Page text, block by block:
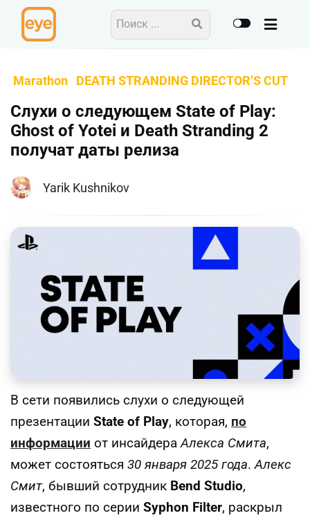
Marathon DEATH STRANDING DIRECTOR’S CUT
Слухи о следующем State of Play:
Ghost of Yotei и Death Stranding 2
получат даты релиза
Yarik Kushnikov
В сети появились слухи о следующей
презентации State of Play, которая, по
информации от инсайдераАлекса Смита,
может состояться 30 января 2025 года.Алекс
Смит, бывший сотрудник Bend Studio,
известного по серии Syphon Filter, раскрыл